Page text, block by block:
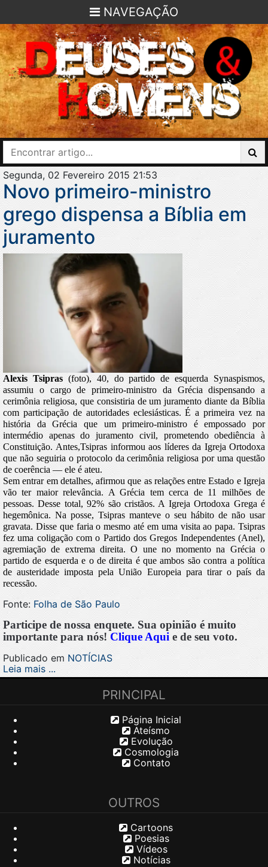
NAVEGAÇÃO
Segunda, 02 Fevereiro 2015 21:53
Novo primeiro-ministro
grego dispensa a Bíblia em
juramento
Alexis Tsipras(foto), 40, do partido de esquerda Synaspismos,
assumiu o cargo de primeiro-ministro da Grécia dispensando a
cerimônia religiosa, que consistiria de um juramento diante da Bíblia
com participação de autoridades eclesiásticas.É a primeira vez na
história da Grécia que um primeiro-ministro é empossado por
intermédio apenas do juramento civil, prometendo obediência à
Constituição.Antes,Tsipras informou aos líderes da Igreja Ortodoxa
que não seguiria o protocolo da cerimônia religiosa por uma questão
de coerência — ele é ateu.
Sem entrar em detalhes, afirmou que as relações entre Estado e Igreja
vão ter maior relevância.A Grécia tem cerca de 11 milhões de
pessoas. Desse total, 92% são cristãos. A Igreja Ortodoxa Grega é
hegemônica. Na posse, Tsipras manteve o seu hábito de não usar
gravata. Disse que faria o mesmo até em uma visita ao papa. Tsipras
fez uma coligação com o Partido dos Gregos Independentes (Anel),
agremiação de extrema direita.O une no momento na Grécia o
partido de esquerda e o de direita é que ambos são contra a política
de austeridade imposta pela União Europeia para tirar o país da
recessão.
Fonte: Folha de São Paulo
Participe de nossa enquete. Sua opinião é muito
importante para nós! Clique Aqui e de seu voto.
Publicado em NOTÍCIAS
Leia mais ...
PRINCIPAL
Página Inicial
Ateísmo
Evolução
Cosmologia
Contato
OUTROS
Cartoons
Poesias
Vídeos
Notícias